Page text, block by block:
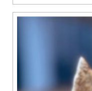
お席の予約も可能です。
います。 料理をよりお
器にもこだわり見た目
お持ち帰り用の特製わ
会・企業様まで注文を